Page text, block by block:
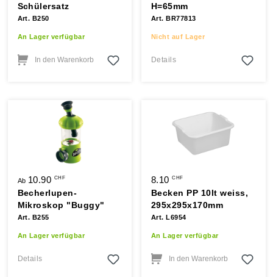
Schülersatz
Art. B250
An Lager verfügbar
In den Warenkorb
H=65mm
Art. BR77813
Nicht auf Lager
Details
Ab 10.90 CHF
Becherlupen-
Mikroskop "Buggy"
Art. B255
An Lager verfügbar
Details
8.10CHF
Becken PP 10lt weiss,
295x295x170mm
Art. L6954
An Lager verfügbar
In den Warenkorb